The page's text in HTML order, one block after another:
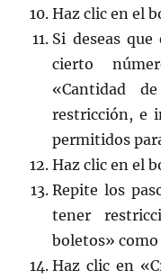
Haz clic en el
Si deseas
cierto
«Cantidad
restricción, e
permitidos
Haz clic en el
Repite los
tener
boletos»
Haz clic en